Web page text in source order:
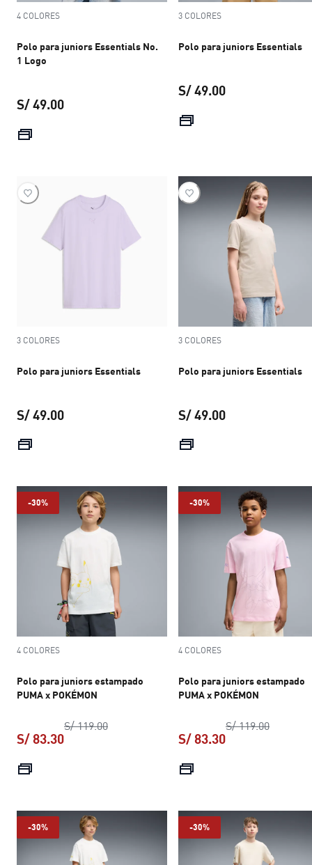
4 COLORES
Polo para juniors Essentials No.
1 Logo
S/ 49.00
3 COLORES
Polo para juniors Essentials
S/ 49.00
3 COLORES
Polo para juniors Essentials
S/ 49.00
3 COLORES
Polo para juniors Essentials
S/ 49.00
-30%
4 COLORES
Polo para juniors estampado
PUMA x POKÉMON
S/ 119.00precio original S/ 119.00
S/ 83.30
-30%
4 COLORES
Polo para juniors estampado
PUMA x POKÉMON
S/ 119.00precio
S/ 83.30
-30% -30%